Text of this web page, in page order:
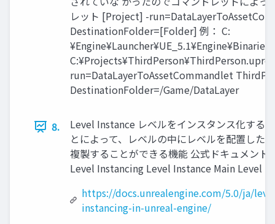
レット [Project] -
DestinationFolder=[Folder] 例： C:
run=DataLayerToAssetCommandlet
DestinationFolder=/Game/DataLayer
8.
Level Instance レベルをインスタンス化するこ
とによって、レベルの中にレベルを配置したり
複製することができる機能 公式ドキュメント
Level Instancing Level Instance Main Level
https://docs.unrealengine.com/5.0/ja/
instancing-in-unreal-engine/